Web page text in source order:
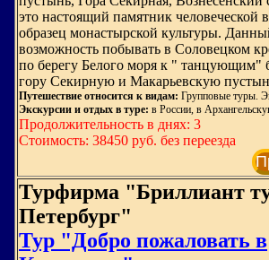
это настоящий памятник человеческой
образец монастырской культуры.
возможность побывать в Соловецком
по берегу Белого моря к " танцующим"
гору Секирную и Макарьевскую
Путешествие относится к видам: Групповые туры.
Экскурсии и отдых в туре: в России, в
Продолжительность в днях: 3
Стоимость: 38450 руб. без переезда
Турфирма "Бриллиант
Петербург"
Тур "Добро пожаловать в